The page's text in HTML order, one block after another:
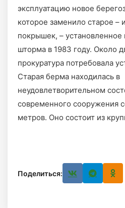
эксплуатацию новое
которое заменило старое –
покрышек, – установленное
шторма в 1983 году. Около
прокуратура потребовала
Старая берма находилась в
неудовлетворительном
современного сооружения
метров. Оно состоит из
Поделиться: